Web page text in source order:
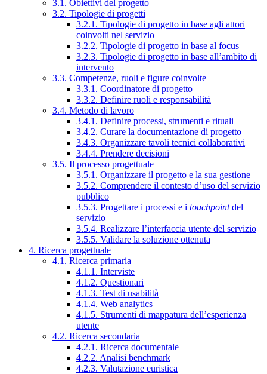
3.1. Obiettivi del progetto
3.2. Tipologie di progetti
3.2.1. Tipologie di progetto in base agli attori
coinvolti nel servizio
3.2.2. Tipologie di progetto in base al focus
3.2.3. Tipologie di progetto in base all’ambito di
intervento
3.3. Competenze, ruoli e figure coinvolte
3.3.1. Coordinatore di progetto
3.3.2. Definire ruoli e responsabilità
3.4. Metodo di lavoro
3.4.1. Definire processi, strumenti e rituali
3.4.2. Curare la documentazione di progetto
3.4.3. Organizzare tavoli tecnici collaborativi
3.4.4. Prendere decisioni
3.5. Il processo progettuale
3.5.1. Organizzare il progetto e la sua gestione
3.5.2. Comprendere il contesto d’uso del servizio
pubblico
3.5.3. Progettare i processi e i touchpointdel
servizio
3.5.4. Realizzare l’interfaccia utente del servizio
3.5.5. Validare la soluzione ottenuta
4. Ricerca progettuale
4.1. Ricerca primaria
4.1.1. Interviste
4.1.2. Questionari
4.1.3. Test di usabilità
4.1.4. Web analytics
4.1.5. Strumenti di mappatura dell’esperienza
utente
4.2. Ricerca secondaria
4.2.1. Ricerca documentale
4.2.2. Analisi benchmark
4.2.3. Valutazione euristica